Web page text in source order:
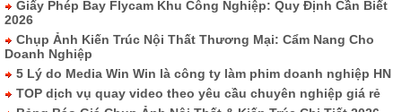
Giấy Phép Bay Flycam Khu Công Nghiệp: Quy Định Cần Biết
2026
Chụp Ảnh Kiến Trúc Nội Thất Thương Mại: Cẩm Nang Cho
Doanh Nghiệp
5 Lý do Media Win Win là công ty làm phim doanh nghiệp HN
TOP dịch vụ quay video theo yêu cầu chuyên nghiệp giá rẻ